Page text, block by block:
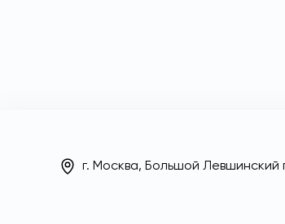
г. Москва, Большой Левшинский